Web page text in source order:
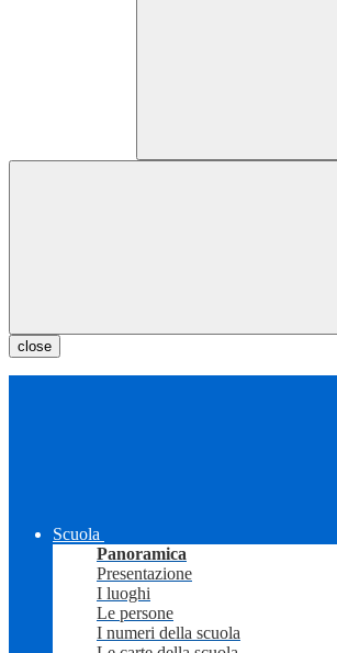
close
Scuola
Panoramica
Presentazione
I luoghi
Le persone
I numeri della scuola